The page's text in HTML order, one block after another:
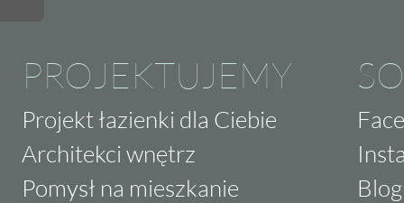
PROJEKTUJEMY
Projekt łazienki dla Ciebie
Architekci wnętrz
Pomysł na mieszkanie
Blog